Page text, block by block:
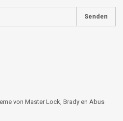
Senden
von Master Lock, Brady en Abus